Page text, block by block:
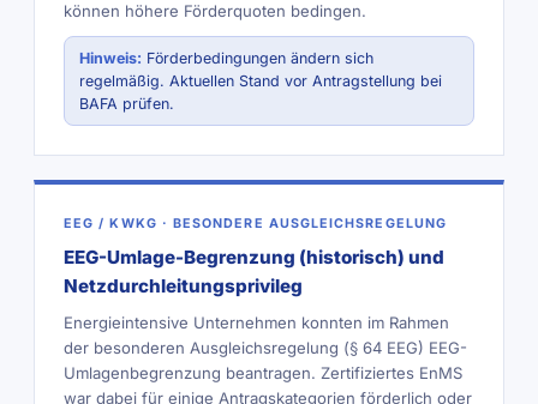
können höhere Förderquoten bedingen.
Hinweis: Förderbedingungen ändern sich
regelmäßig. Aktuellen Stand vor Antragstellung bei
BAFA prüfen.
EEG / KWKG · BESONDERE AUSGLEICHSREGELUNG
EEG-Umlage-Begrenzung (historisch) und
Netzdurchleitungsprivileg
Energieintensive Unternehmen konnten im Rahmen
der besonderen Ausgleichsregelung (§ 64 EEG) EEG-
Umlagenbegrenzung beantragen. Zertifiziertes EnMS
war dabei für einige Antragskategorien förderlich oder